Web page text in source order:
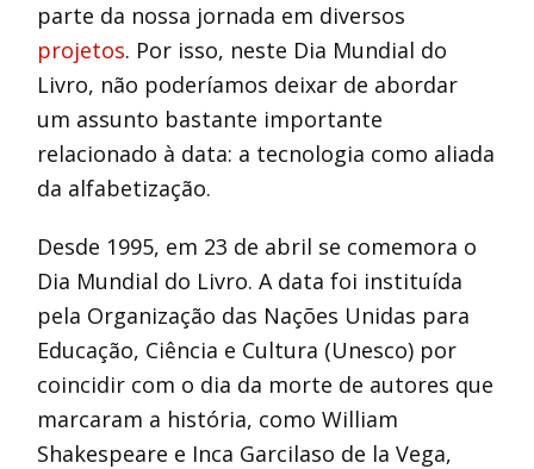
parte da nossa jornada em diversos
projetos. Por isso, neste Dia Mundial do
Livro, não poderíamos deixar de abordar
um assunto bastante importante
relacionado à data: a tecnologia como aliada
da alfabetização.
Desde 1995, em 23 de abril se comemora o
Dia Mundial do Livro. A data foi instituída
pela Organização das Nações Unidas para
Educação, Ciência e Cultura (Unesco) por
coincidir com o dia da morte de autores que
marcaram a história, como William
Shakespeare e Inca Garcilaso de la Vega,